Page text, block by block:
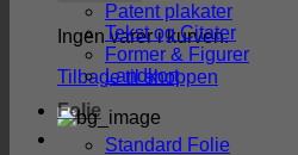
Ingen varer i kurven.
Tilbage til shoppen
Patent plakater
Tekst og Citater
Former & Figurer
Landkort
Folie
Standard Folie